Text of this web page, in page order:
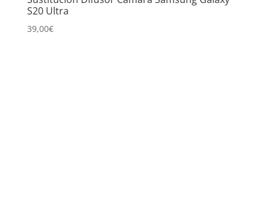
S20 Ultra
39,00€